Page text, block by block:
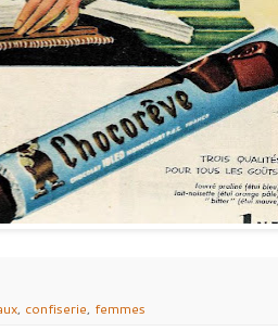
, confiserie, femmes